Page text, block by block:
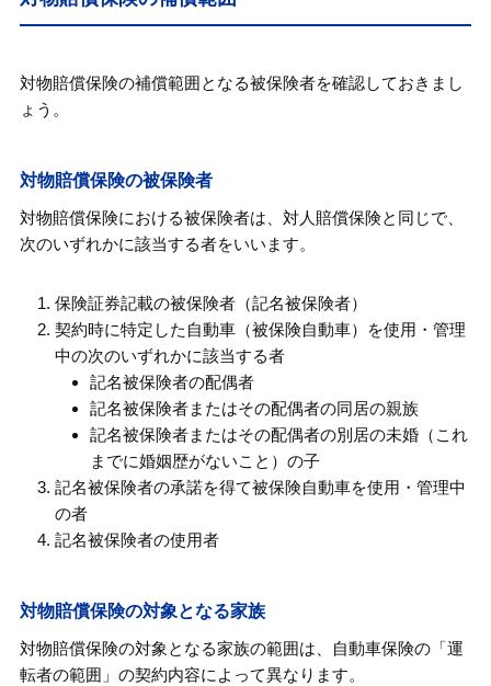
対物賠償保険の補償範囲となる被保険者を確認しておきまし
ょう。
対物賠償保険の被保険者
対物賠償保険における被保険者は、対人賠償保険と同じで、
次のいずれかに該当する者をいいます。
保険証券記載の被保険者（記名被保険者）
契約時に特定した自動車（被保険自動車）を使用・管理
中の次のいずれかに該当する者
記名被保険者の配偶者
記名被保険者またはその配偶者の同居の親族
記名被保険者またはその配偶者の別居の未婚（これ
までに婚姻歴がないこと）の子
記名被保険者の承諾を得て被保険自動車を使用・管理中
の者
記名被保険者の使用者
対物賠償保険の対象となる家族
対物賠償保険の対象となる家族の範囲は、自動車保険の「運
転者の範囲」の契約内容によって異なります。